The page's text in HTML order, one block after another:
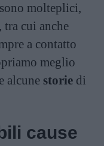
molteplici,
tra cui anche
a contatto
meglio
e alcune storie di
cause